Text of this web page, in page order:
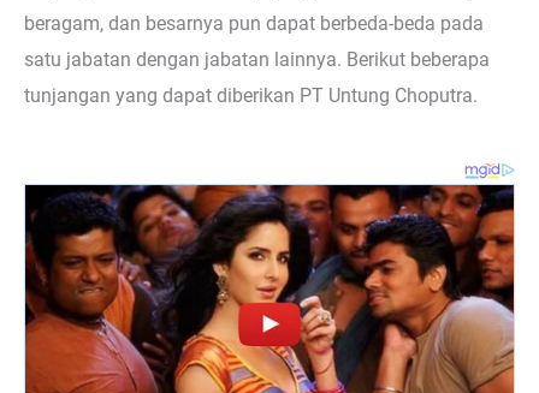
beragam, dan besarnya pun dapat berbeda-beda pada
satu jabatan dengan jabatan lainnya. Berikut beberapa
tunjangan yang dapat diberikan PT Untung Choputra.